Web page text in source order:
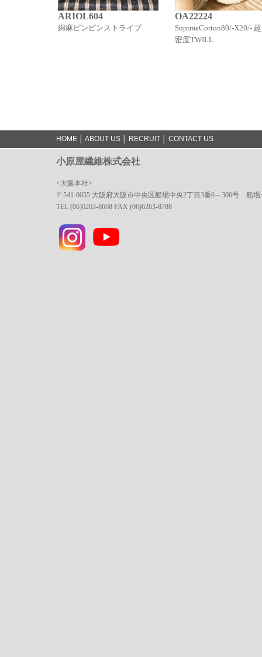
ARIOL604
綿麻ピンピンストライプ
OA22224
SupimaCotton80/-X20/-
密度TWILL
HOME ABOUT US RECRUIT CONTACT US
小原屋繊維株式会社
<大阪本社>
〒541-0055 大阪府大阪市中央区船場中央2丁目3番6－306号 船
TEL (06)6263-8668 FAX (06)6263-8788